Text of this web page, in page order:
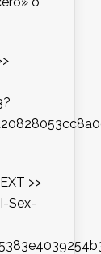
>>
Sex-